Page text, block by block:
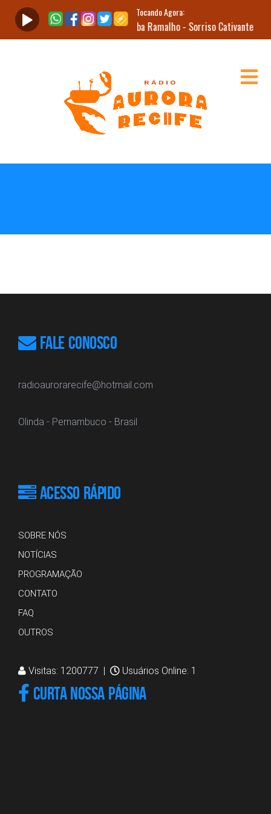
FALE CONOSCO
radioaurorarecife@hotmail.com
Olinda - Pernambuco - Brasil
ACESSO RÁPIDO
SOBRE NÓS
NOTÍCIAS
PROGRAMAÇÃO
CONTATO
FAQ
OUTROS
Visitas: 1200777 | Usuários Online: 1
CURTA NOSSA PÁGINA